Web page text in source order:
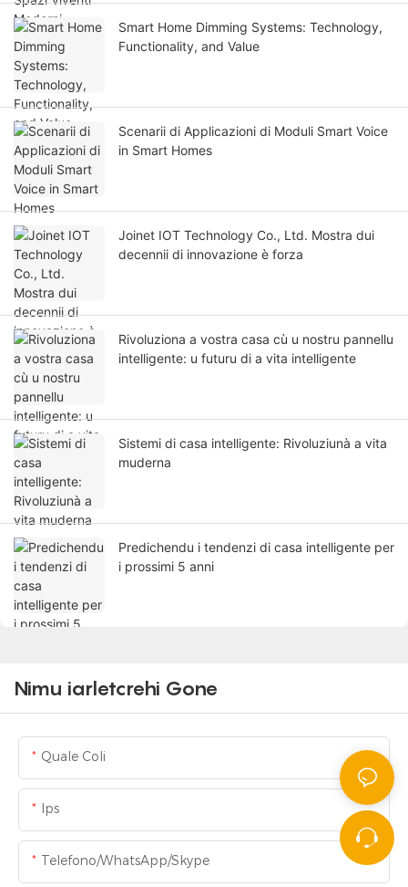
Smart Home Dimming Systems: Technology,
Functionality, and Value
Scenarii di Applicazioni di Moduli Smart Voice
in Smart Homes
Joinet IOT Technology Co., Ltd. Mostra dui
decennii di innovazione è forza
Rivoluziona a vostra casa cù u nostru pannellu
intelligente: u futuru di a vita intelligente
Sistemi di casa intelligente: Rivoluziunà a vita
muderna
Predichendu i tendenzi di casa intelligente per
i prossimi 5 anni
Nimu iarletcrehi Gone
Quale Coli
Ips
Telefono/WhatsApp/Skype